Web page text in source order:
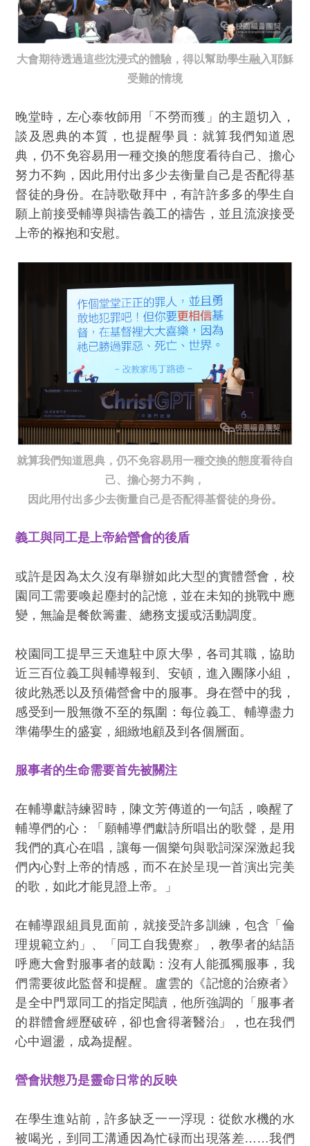
大會期待透過這些沈浸式的體驗， 得以幫助學生融入耶穌
受難的情境
晚堂時，左心泰牧師用「不勞而獲」的主題切入，
談及恩典的本質，也提醒學員：就算我們知道恩
典，仍不免容易用一種交換的態度看待自己、擔心
努力不夠，因此用付出多少去衡量自己是否配得基
督徒的身份。在詩歌敬拜中，有許許多多的學生自
願上前接受輔導與禱告義工的禱告，並且流淚接受
上帝的褓抱和安慰。
就算我們知道恩典，仍不免容易用一種交換的態度看待自
己、 擔心努力不夠，
因此用付出多少去衡量自己是否配得基督徒的身份。
義工與同工是上帝給營會的後盾
或許是因為太久沒有舉辦如此大型的實體營會，校
園同工需要喚起塵封的記憶，並在未知的挑戰中應
變，無論是餐飲籌畫、總務支援或活動調度。
校園同工提早三天進駐中原大學，各司其職，協助
近三百位義工與輔導報到、安頓，進入團隊小組，
彼此熟悉以及預備營會中的服事。身在營中的我，
感受到一股無微不至的氛圍：每位義工、輔導盡力
準備學生的盛宴，細緻地顧及到各個層面。
服事者的生命需要首先被關注
在輔導獻詩練習時，陳文芳傳道的一句話，喚醒了
輔導們的心：「願輔導們獻詩所唱出的歌聲，是用
我們的真心在唱，讓每一個樂句與歌詞深深激起我
們內心對上帝的情感，而不在於呈現一首演出完美
的歌，如此才能見證上帝。」
在輔導跟組員見面前，就接受許多訓練，包含「倫
理規範立約」、「同工自我覺察」，教學者的結語
呼應大會對服事者的鼓勵：沒有人能孤獨服事，我
們需要彼此監督和提醒。盧雲的《記憶的治療者》
是全中門眾同工的指定閱讀，他所強調的「服事者
的群體會經歷破碎，卻也會得著醫治」，也在我們
心中迴盪，成為提醒。
營會狀態乃是靈命日常的反映
在學生進站前，許多缺乏一一浮現：從飲水機的水
被喝光，到同工溝通因為忙碌而出現落差……我們